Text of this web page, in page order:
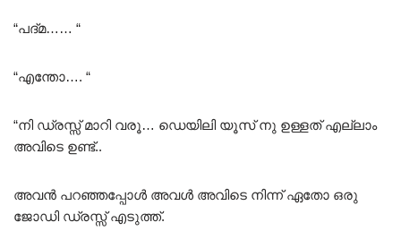
“പദ്മ…… “
“എന്തോ…. “
“നി ഡ്രസ്സ്‌ മാറി വരൂ… ഡെയിലി യൂസ് നു ഉള്ളത് എല്ലാം
അവിടെ ഉണ്ട്..
അവൻ പറഞ്ഞപ്പോൾ അവൾ അവിടെ നിന്ന് ഏതോ ഒരു
ജോഡി ഡ്രസ്സ്‌ എടുത്ത്.